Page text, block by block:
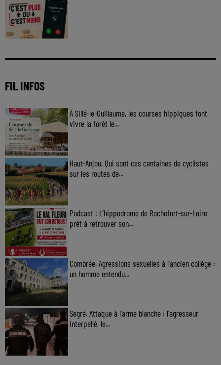
FIL INFOS
À Sillé-le-Guillaume, les courses hippiques font
vivre la forêt le...
Haut-Anjou. Qui sont ces centaines de cyclistes
sur les routes de...
Podcast : L’hippodrome de Rochefort-sur-Loire
prêt à retrouver son...
Combrée. Agressions sexuelles à l'ancien collège :
un homme entendu...
Segré. Attaque à l'arme blanche : l'agresseur
interpellé, le...